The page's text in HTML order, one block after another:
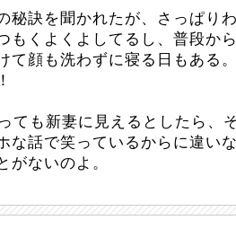
秘訣を聞かれたが、さっぱり
もくよくよしてるし、普段か
て顔も洗わずに寝る日もある
ても新妻に見えるとしたら、
な話で笑っているからに違い
がないのよ。